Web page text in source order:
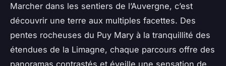
Marcher dans les sentiers de l’Auvergne, c’est
découvrir une terre aux multiples facettes. Des
pentes rocheuses du Puy Mary à la tranquillité des
étendues de la Limagne, chaque parcours offre des
panoramas contrastés et éveille une sensation de